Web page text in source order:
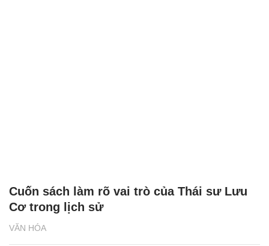
VĂN HÓA
Cuốn sách làm rõ vai trò của Thái sư Lưu
Cơ trong lịch sử